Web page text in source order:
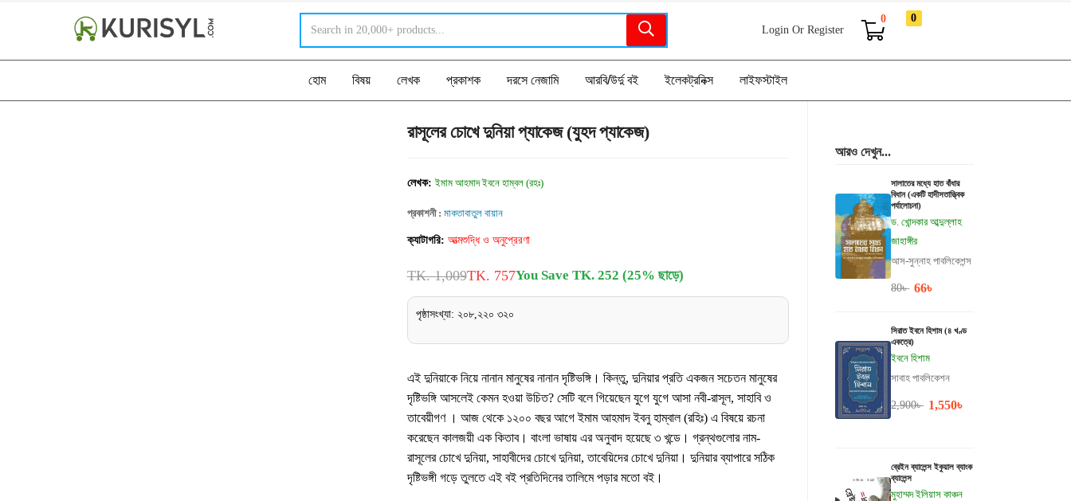
Login Or Register
0 0
হোম বিষয় লেখক প্রকাশক দরসে নেজামি আরবি/উর্দু বই ইলেকট্রনিক্স লাইফস্টাইল
আরও দেখুন...
সালাতের মধ্যে হাত বাঁধার
বিধান (একটি হাদীসতাত্ত্বিক
পর্যালোচনা)
ড. খোন্দকার আব্দুল্লাহ
জাহাঙ্গীর
আস-সুন্নাহ পাবলিকেশন্স
80৳ 66৳
সিরাত ইবনে হিশাম (৪ খণ্ড
একত্রে)
ইবনে হিশাম
সাবাহ পাবলিকেশন
2,900৳ 1,550৳
ব্রেইন ব্যালেন্স ইকুয়াল ব্যাংক
ব্যালেন্স
মুহাম্মদ ইলিয়াস কাঞ্চন
রাসূলের চোখে দুনিয়া প্যাকেজ (যুহদ প্যাকেজ)
লেখক:ইমাম আহমাদ ইবনে হাম্বল (রহঃ)
প্রকাশনী : মাকতাবাতুল বায়ান
ক্যাটাগরি: আত্মশুদ্ধি ও অনুপ্রেরণা
TK. 1,009TK. 757You Save TK. 252 (25% ছাড়ে)
পৃষ্ঠাসংখ্যা: ২০৮,২২০ ৩২০
এই দুনিয়াকে নিয়ে নানান মানুষের নানান দৃষ্টিভঙ্গি। কিন্তু, দুনিয়ার প্রতি একজন সচেতন মানুষের
দৃষ্টিভঙ্গি আসলেই কেমন হওয়া উচিত? সেটি বলে গিয়েছেন যুগে যুগে আসা নবী-রাসূল, সাহাবি ও
তাবেয়ীগণ । আজ থেকে ১২০০ বছর আগে ইমাম আহমাদ ইবনু হাম্বাল (রহিঃ) এ বিষয়ে রচনা
করেছেন কালজয়ী এক কিতাব। বাংলা ভাষায় এর অনুবাদ হয়েছে ৩ খন্ডে। গ্রন্থগুলোর নাম-
রাসূলের চোখে দুনিয়া, সাহাবীদের চোখে দুনিয়া, তাবেয়িদের চোখে দুনিয়া। দুনিয়ার ব্যাপারে সঠিক
দৃষ্টিভঙ্গী গড়ে তুলতে এই বই প্রতিদিনের তালিমে পড়ার মতো বই।